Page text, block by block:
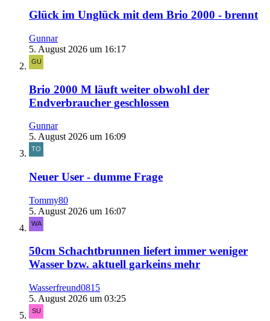
Glück im Unglück mit dem Brio 2000 - brennt
Gunnar
5. August 2026 um 16:17
Brio 2000 M läuft weiter obwohl der
Endverbraucher geschlossen
Gunnar
5. August 2026 um 16:09
Neuer User - dumme Frage
Tommy80
5. August 2026 um 16:07
50cm Schachtbrunnen liefert immer weniger
Wasser bzw. aktuell garkeins mehr
Wasserfreund0815
5. August 2026 um 03:25